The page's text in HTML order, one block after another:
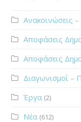
Ανακοινώσεις
Αποφάσεις
Αποφάσεις
Διαγωνισμοί –
Έργα (2)
Νέα (612)